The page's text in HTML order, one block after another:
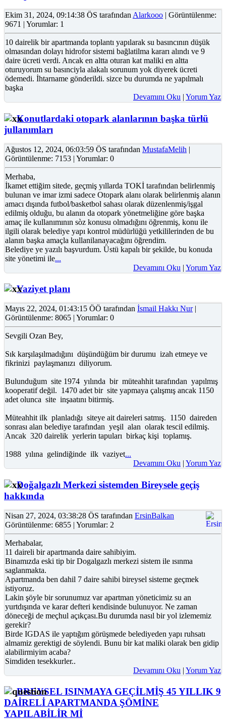
Ekim 31, 2024, 09:14:38 ÖS tarafındanAlarkooo | Görüntülenme:
9671 | Yorumlar: 1
10 dairelik bir apartmanda toplantı yapılarak su basıncının düşük
olmasından dolayı hidrofor sistemi bağlatilma kararı alındı ve 9
daire ücreti verdi. Ancak en altta oturan kat maliki en altta
oturuyorum su basınciyla alakalı sorunum yok diyerek ücreti
ödemedi. İhtarname gönderildi. sizce bu durumda ne yapılmalı
başka
Devamını Oku | Yorum Yaz
Konutlardaki otopark alanlarının başka türlü
jullanımları
Ağustos 12, 2024, 06:03:59 ÖS tarafından MustafaMelih |
Görüntülenme: 7153 | Yorumlar: 0
Merhaba,
İkamet ettiğim sitede, geçmiş yıllarda TOKİ tarafından belirlenmiş
bulunan ve imar izmi sadece Otopark alanı olarak belirlenmiş alanın
amacı dışında futbol/basketbol sahası olarak düzenlenmiş/işgal
edilmiş olduğu, bu alanın da otopark yönetmeliğine göre başka
amaç ile kullanımının sòz konusu olmadığını öğrenmiş, konu ile
ilgili olarak belediye yapı kontrol müdürlüğü yetkililerinden de bu
alanın başka amaçla kullanilanayacağını öğrendim.
Belediye ye yazılı başvurdum. Üstü kapalı bir şekilde, bu konuda
site yönetimi ile...
Devamını Oku | Yorum Yaz
Vaziyet planı
Mayıs 22, 2024, 01:43:15 ÖÖ tarafından İsmail Hakkı Nur|
Görüntülenme: 8065 | Yorumlar: 0
Sevgili Ozan Bey,
Sık karşılaşılmadığını düşündüğüm bir durumu izah etmeye ve
fikrinizi paylaşmanızı diliyorum.
Bulunduğum site 1974 yılında bir müteahhit tarafından yapılmış
kooperatif değil. 1470 adet bir site yapmaya çalışmış ancak 1150
adet olunca site inşaatını bitirmiş.
Müteahhit ilk planladığı siteye ait daireleri satmış. 1150 daireden
sonrası alan belediye tarafından yeşil alan olarak tescil edilmiş.
Ancak 320 dairelik yerlerin tapuları birkaç kişi toplamış.
1988 yılına gelindiğinde ilk vaziyet...
Devamını Oku | Yorum Yaz
Doğalgazlı Merkezi sistemden Bireysele geçiş
hakkında
Nisan 27, 2024, 03:38:28 ÖS tarafından ErsinBalkan
Görüntülenme: 6855 | Yorumlar: 2
Merhabalar,
11 daireli bir apartmanda daire sahibiyim.
Binamızda eski tip bir Dogalgazlı merkezi sistem ile ısınma
saglanmakta.
Apartmanda ben dahil 7 daire sahibi bireysel sisteme geçmek
istiyoruz.
Lakin şöyle bir sorunumuz var apartman yöneticimiz su an
yurtdışında ve karar defteri kendisinde bulunuyor. Ne zaman
döneceği de meçhul açıkçası.Bu durumda nasıl bir yol izlememiz
gerekir?
Birde IGDAS ile yaptığım görüşmede belediyeden yapı ruhsatı
almamiz gerektigi de söylendi. Bunu bir kat maliki olarak ben gidip
alabilirmiyim acaba?
Simdiden tesekkurler..
Devamını Oku | Yorum Yaz
BREYSEL ISINMAYA GEÇİLMİŞ 45 YILLIK 9
DAİRELİ APARTMANDA ŞÖMİNE
YAPILABİLİR Mİ